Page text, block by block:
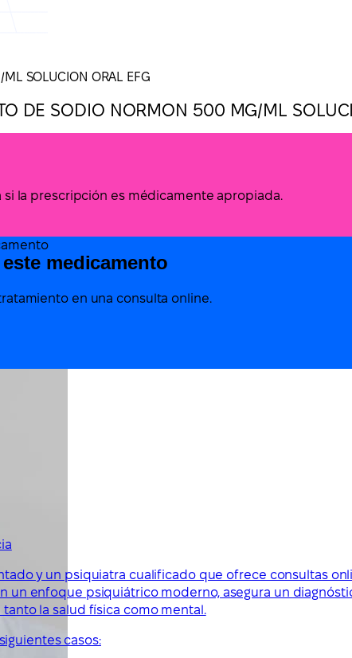
SOLUCION ORAL EFG
DE SODIO NORMON 500 MG/ML
la prescripción es médicamente apropiada.
medicamento
en una consulta online.
y un psiquiatra cualificado que ofrece consultas
un enfoque psiquiátrico moderno, asegura un
la salud física como mental.
casos: